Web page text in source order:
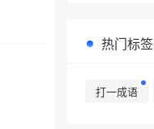
热门标签
打一成语